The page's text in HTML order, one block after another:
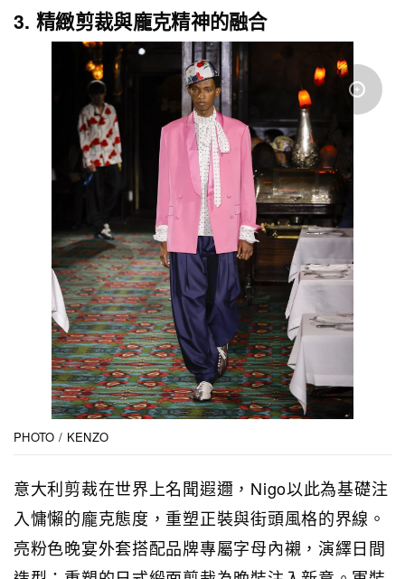
3. 精緻剪裁與龐克精神的融合
PHOTO / KENZO
意大利剪裁在世界上名聞遐邇，Nigo以此為基礎注
入慵懶的龐克態度，重塑正裝與街頭風格的界線。
亮粉色晚宴外套搭配品牌專屬字母內襯，演繹日間